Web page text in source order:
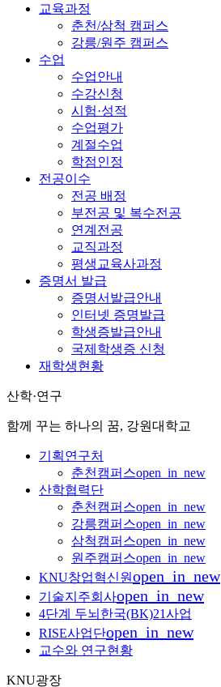
교육과정
춘천/삼척 캠퍼스
강릉/원주 캠퍼스
수업
수업안내
수강신청
시험·성적
수업평가
계절수업
학점인정
전공이수
전공 배정
부전공 및 복수전공
연계전공
교직과정
평생교육사과정
증명서 발급
증명서발급안내
인터넷 증명발급
학생증발급안내
국제학생증 신청
재학생현황
산학·연구
함께 꾸는 하나의 꿈, 강원대학교
기획연구처
춘천캠퍼스open_in_new
산학협력단
춘천캠퍼스open_in_new
강릉캠퍼스open_in_new
삼척캠퍼스open_in_new
원주캠퍼스open_in_new
KNU창업혁신원open_in_new
기술지주회사open_in_new
4단계 두뇌한국(BK)21사업
RISE사업단open_in_new
교수와 연구현황
KNU광장